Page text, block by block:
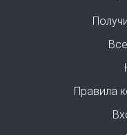
Правила